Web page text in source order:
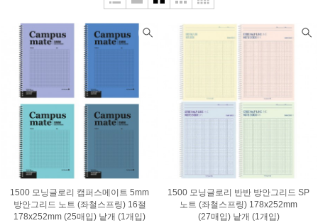
1500 모닝글로리 캠퍼스메이트 5mm
방안그리드 노트 (좌철스프링) 16절
178x252mm (25매입) 낱개 (1개입)
1500 모닝글로리 반반 방안그리드 SP
노트 (좌철스프링) 178x252mm
(27매입) 낱개 (1개입)